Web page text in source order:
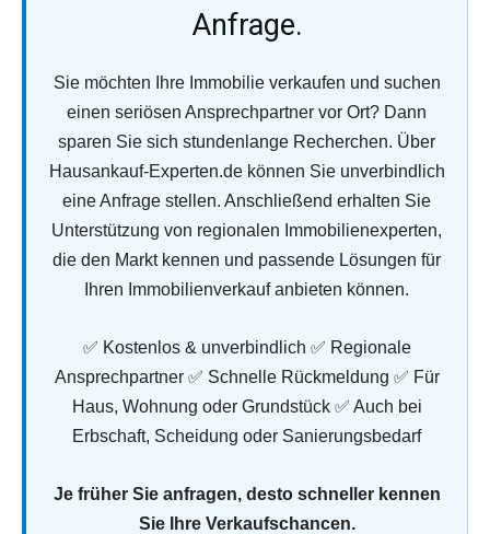
Anfrage.
Sie möchten Ihre Immobilie verkaufen und suchen
einen seriösen Ansprechpartner vor Ort? Dann
sparen Sie sich stundenlange Recherchen. Über
Hausankauf-Experten.de können Sie unverbindlich
eine Anfrage stellen. Anschließend erhalten Sie
Unterstützung von regionalen Immobilienexperten,
die den Markt kennen und passende Lösungen für
Ihren Immobilienverkauf anbieten können.
✅ Kostenlos & unverbindlich ✅ Regionale
Ansprechpartner ✅ Schnelle Rückmeldung ✅ Für
Haus, Wohnung oder Grundstück ✅ Auch bei
Erbschaft, Scheidung oder Sanierungsbedarf
Je früher Sie anfragen, desto schneller kennen
Sie Ihre Verkaufschancen.